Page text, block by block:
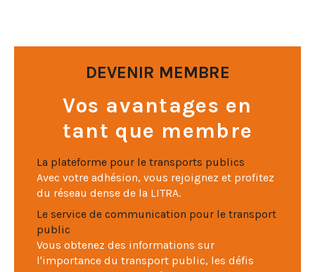
DEVENIR MEMBRE
Vos avantages en
tant que membre
La plateforme pour le transports publics
Avec votre adhésion, vous rejoignez et profitez
du réseau dense de la LITRA.
Le service de communication pour le transport
public
Vous obtenez des informations sur
l'importance du transport public, les défis